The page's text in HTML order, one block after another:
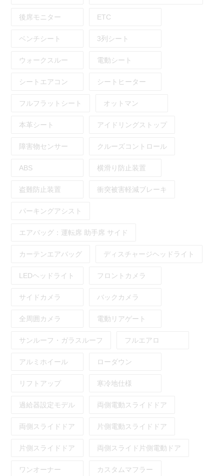
後席モニター ETC
ベンチシート 3列シート
ウォークスルー 電動シート
シートエアコン シートヒーター
フルフラットシート オットマン
本革シート アイドリングストップ
障害物センサー クルーズコントロール
ABS 横滑り防止装置
盗難防止装置 衝突被害軽減ブレーキ
パーキングアシスト
エアバッグ： 運転席 助手席 サイド
カーテンエアバッグ ディスチャージヘッドライト
LEDヘッドライト フロントカメラ
サイドカメラ バックカメラ
全周囲カメラ 電動リアゲート
サンルーフ・ガラスルーフ フルエアロ
アルミホイール ローダウン
リフトアップ 寒冷地仕様
過給器設定モデル 両側電動スライドドア
両側スライドドア 片側電動スライドドア
片側スライドドア 両側スライド片側電動ドア
ワンオーナー カスタムマフラー